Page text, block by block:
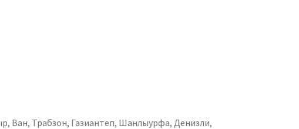
Ван, Трабзон, Газиантеп, Шанлыурфа, Денизли,